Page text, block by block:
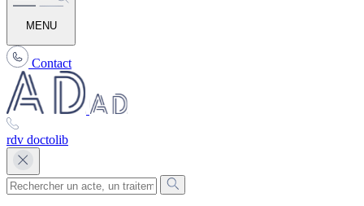
MENU
Contact
rdv doctolib